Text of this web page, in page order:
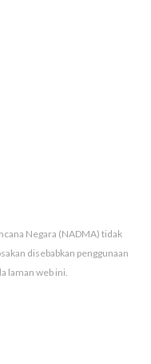
Negara (NADMA) tidak
disebabkan penggunaan
laman web ini.